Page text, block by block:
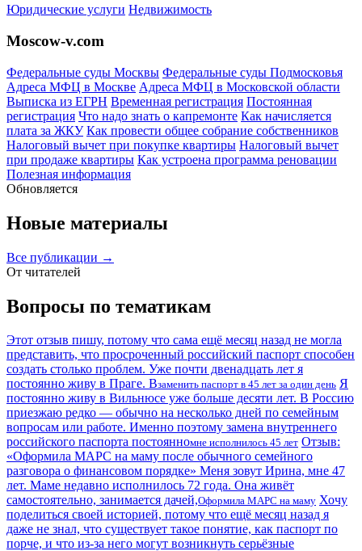
Юридические услуги Недвижимость
Moscow-v.com
Федеральные суды Москвы Федеральные суды Подмосковья
Адреса МФЦ в Москве Адреса МФЦ в Московской области
Выписка из ЕГРН Временная регистрация Постоянная
регистрация Что надо знать о капремонте Как начисляется
плата за ЖКУ Как провести общее собрание собственников
Налоговый вычет при покупке квартиры Налоговый вычет
при продаже квартиры Как устроена программа реновации
Полезная информация
Обновляется
Новые материалы
Все публикации →
От читателей
Вопросы по тематикам
Этот отзыв пишу, потому что сама ещё месяц назад не могла
представить, что просроченный российский паспорт способен
создать столько проблем. Уже почти двенадцать лет я
постоянно живу в Праге. Взаменить паспорт в 45 лет за один день Я
постоянно живу в Вильнюсе уже больше десяти лет. В Россию
приезжаю редко — обычно на несколько дней по семейным
вопросам или работе. Именно поэтому замена внутреннего
российского паспорта постоянномне исполнилось 45 лет Отзыв:
«Оформила МАРС на маму после обычного семейного
разговора о финансовом порядке» Меня зовут Ирина, мне 47
лет. Маме недавно исполнилось 72 года. Она живёт
самостоятельно, занимается дачей,Оформила МАРС на маму Хочу
поделиться своей историей, потому что ещё месяц назад я
даже не знал, что существует такое понятие, как паспорт по
порче, и что из-за него могут возникнуть серьёзные